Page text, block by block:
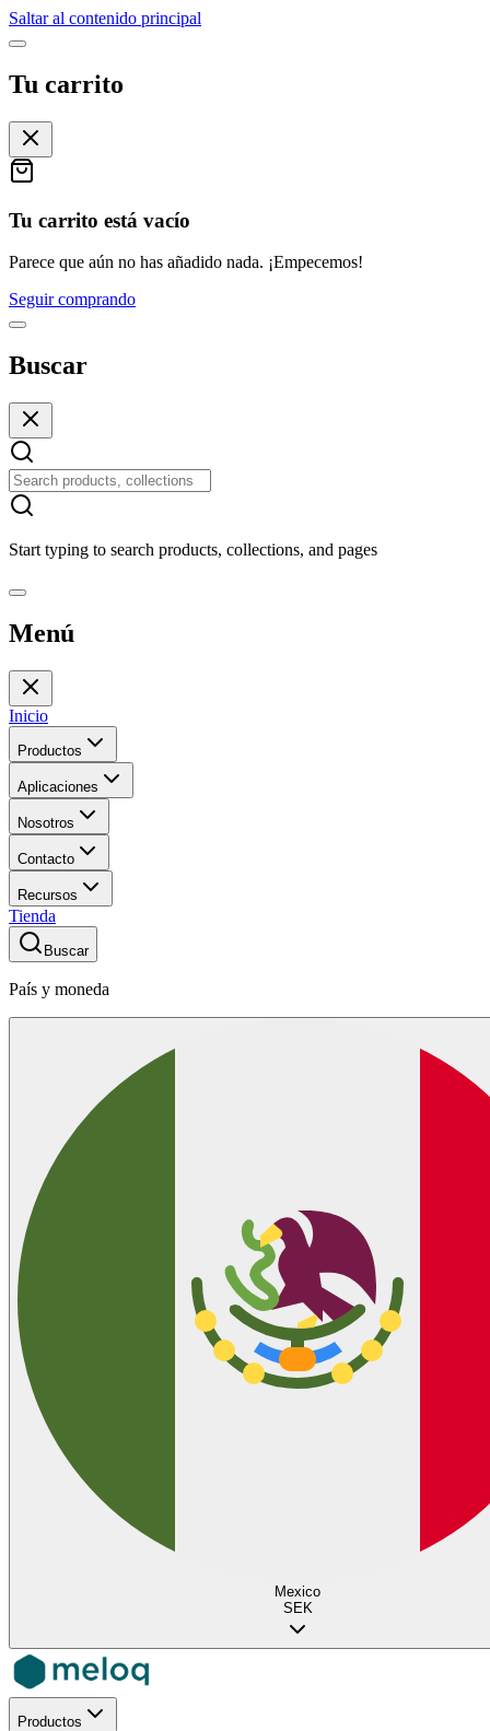
Saltar al contenido principal
Tu carrito
Tu carrito está vacío
Parece que aún no has añadido nada. ¡Empecemos!
Seguir comprando
Buscar
Start typing to search products, collections, and pages
Menú
Inicio
Productos
Aplicaciones
Nosotros
Contacto
Recursos
Tienda
Buscar
País y moneda
Mexico
SEK
Productos